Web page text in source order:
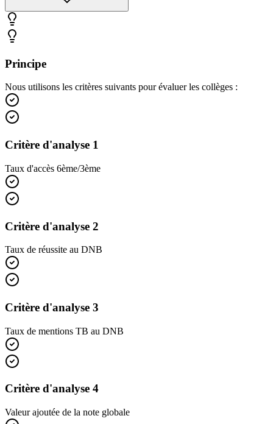
Principe
Nous utilisons les critères suivants pour évaluer les collèges :
Critère d'analyse 1
Taux d'accès 6ème/3ème
Critère d'analyse 2
Taux de réussite au DNB
Critère d'analyse 3
Taux de mentions TB au DNB
Critère d'analyse 4
Valeur ajoutée de la note globale